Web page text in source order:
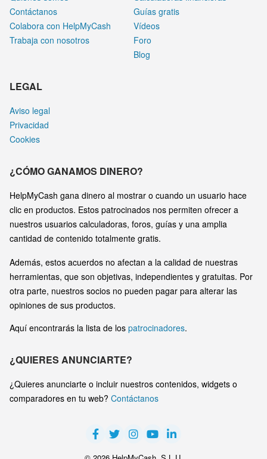
Contáctanos
Colabora con HelpMyCash
Trabaja con nosotros
Guías gratis
Vídeos
Foro
Blog
LEGAL
Aviso legal
Privacidad
Cookies
¿CÓMO GANAMOS DINERO?
HelpMyCash gana dinero al mostrar o cuando un usuario hace
clic en productos. Estos patrocinados nos permiten ofrecer a
nuestros usuarios calculadoras, foros, guías y una amplia
cantidad de contenido totalmente gratis.
Además, estos acuerdos no afectan a la calidad de nuestras
herramientas, que son objetivas, independientes y gratuitas. Por
otra parte, nuestros socios no pueden pagar para alterar las
opiniones de sus productos.
Aquí encontrarás la lista de los patrocinadores.
¿QUIERES ANUNCIARTE?
¿Quieres anunciarte o incluir nuestros contenidos, widgets o
comparadores en tu web? Contáctanos